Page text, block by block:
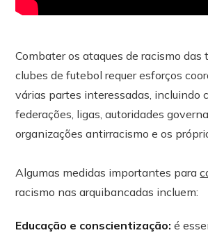
Combater os ataques de racismo das
clubes de futebol requer esforços
várias partes interessadas, incluindo
federações, ligas, autoridades
organizações antirracismo e os
Algumas medidas importantes para
racismo nas arquibancadas incluem:
Educação e conscientização: é